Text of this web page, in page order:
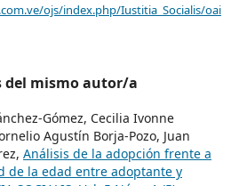
ojs/index.php/Iustitia_Socialis/oai
del mismo autor/a
Gómez, Cecilia Ivonne
Agustín Borja-Pozo, Juan
Análisis de la adopción frente a
de la edad entre adoptante y